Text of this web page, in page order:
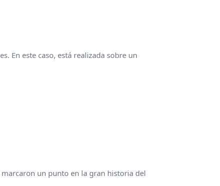
En este caso, está realizada sobre un
un punto en la gran historia del